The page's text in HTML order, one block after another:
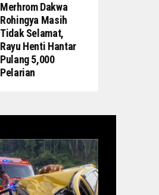
Merhrom Dakwa
Rohingya Masih
Tidak Selamat,
Rayu Henti Hantar
Pulang 5,000
Pelarian